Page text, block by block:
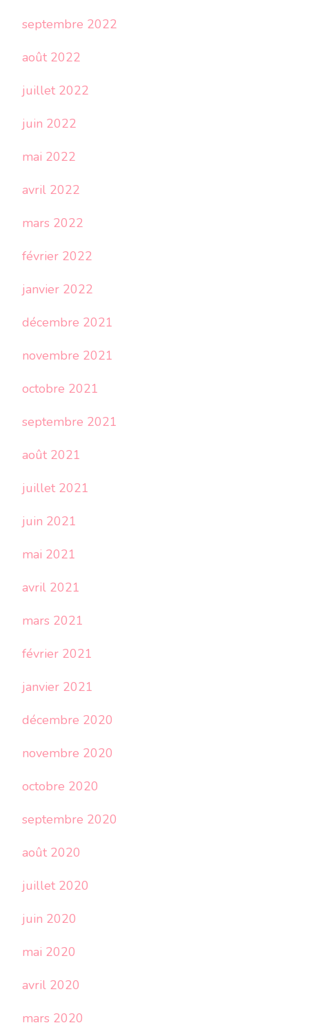
septembre 2022
août 2022
juillet 2022
juin 2022
mai 2022
avril 2022
mars 2022
février 2022
janvier 2022
décembre 2021
novembre 2021
octobre 2021
septembre 2021
août 2021
juillet 2021
juin 2021
mai 2021
avril 2021
mars 2021
février 2021
janvier 2021
décembre 2020
novembre 2020
octobre 2020
septembre 2020
août 2020
juillet 2020
juin 2020
mai 2020
avril 2020
mars 2020